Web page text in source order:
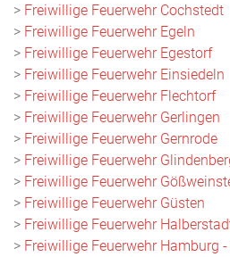
> Freiwillige Feuerwehr Cochstedt
> Freiwillige Feuerwehr Egeln
> Freiwillige Feuerwehr Egestorf
> Freiwillige Feuerwehr Einsiedeln
> Freiwillige Feuerwehr Flechtorf
> Freiwillige Feuerwehr Gerlingen
> Freiwillige Feuerwehr Gernrode
> Freiwillige Feuerwehr
> Freiwillige Feuerwehr
> Freiwillige Feuerwehr Güsten
> Freiwillige Feuerwehr
> Freiwillige Feuerwehr Hamburg